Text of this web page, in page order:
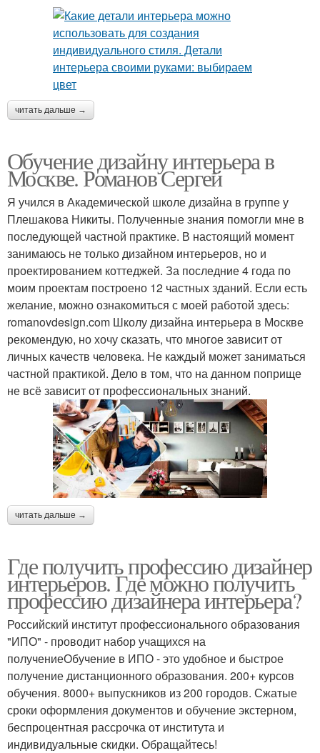
читать дальше →
Обучение дизайну интерьера в
Москве. Романов Сергей
Я учился в Академической школе дизайна в группе у
Плешакова Никиты. Полученные знания помогли мне в
последующей частной практике. В настоящий момент
занимаюсь не только дизайном интерьеров, но и
проектированием коттеджей. За последние 4 года по
моим проектам построено 12 частных зданий. Если есть
желание, можно ознакомиться с моей работой здесь:
romanovdesign.com Школу дизайна интерьера в Москве
рекомендую, но хочу сказать, что многое зависит от
личных качеств человека. Не каждый может заниматься
частной практикой. Дело в том, что на данном поприще
не всё зависит от профессиональных знаний.
читать дальше →
Где получить профессию дизайнер
интерьеров. Где можно получить
профессию дизайнера интерьера?
Российский институт профессионального образования
"ИПО" - проводит набор учащихся на
получениеОбучение в ИПО - это удобное и быстрое
получение дистанционного образования. 200+ курсов
обучения. 8000+ выпускников из 200 городов. Сжатые
сроки оформления документов и обучение экстерном,
беспроцентная рассрочка от института и
индивидуальные скидки. Обращайтесь!